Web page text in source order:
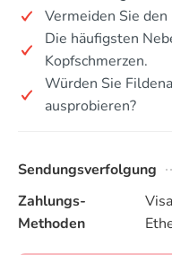
Vermeiden Sie
Die häufigsten
Kopfschmerzen.
Würden Sie
ausprobieren?
Sendungsverfolgung
Zahlungs-
Methoden